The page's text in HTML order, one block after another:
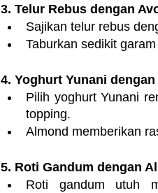
3. Telur Rebus dengan
Sajikan telur rebus
Taburkan sedikit
4. Yoghurt Yunani
Pilih yoghurt Yunani
topping.
Almond memberikan
5. Roti Gandum dengan
Roti gandum utuh